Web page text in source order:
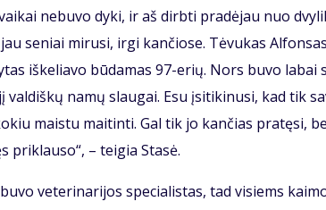
ne­bu­vo dy­ki, ir aš dirb­ti pra­dė­jau nuo
jau se­niai mi­ru­si, ir­gi kan­čio­se. Tė­vu­kas
iš­ke­lia­vo bū­da­mas 97-erių. Nors bu­vo
val­diš­kų na­mų slau­gai. Esu įsi­ti­ki­nu­si, kad tik
mais­tu mai­tin­ti. Gal tik jo kan­čias pra­tę­si,
pri­klau­so“, – tei­gia Sta­sė.
ve­te­ri­na­ri­jos spe­cia­lis­tas, tad vi­siems